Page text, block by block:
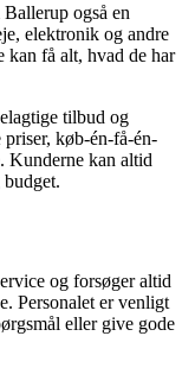
også en
elektronik og andre
kan få alt, hvad de har
tilbud og
køb-én-få-én-
Kunderne kan altid
og forsøger altid
Personalet er venligt
eller give gode